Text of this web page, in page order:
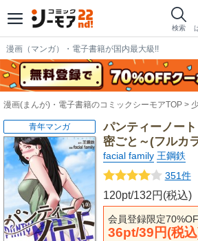
検索
漫画（マンガ）・電子書籍が国内最大級!!
漫画(まんが)・電子書籍のコミックシーモアTOP
パンティーノー
密ごと～(フルカ
facial family 王鋼鉄
351件
120pt/132円(税込)
会員登録限定
36pt/39円(税
青年マンガ